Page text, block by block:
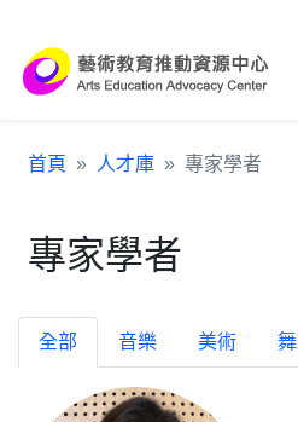
首頁 人才庫 專家學者
專家學者
全部 音樂 美術